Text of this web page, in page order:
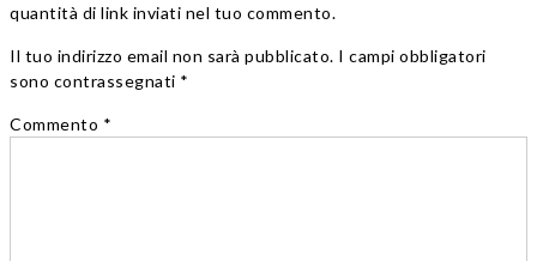
quantità di link inviati nel tuo commento.
Il tuo indirizzo email non sarà pubblicato. I campi obbligatori
sono contrassegnati *
Commento *